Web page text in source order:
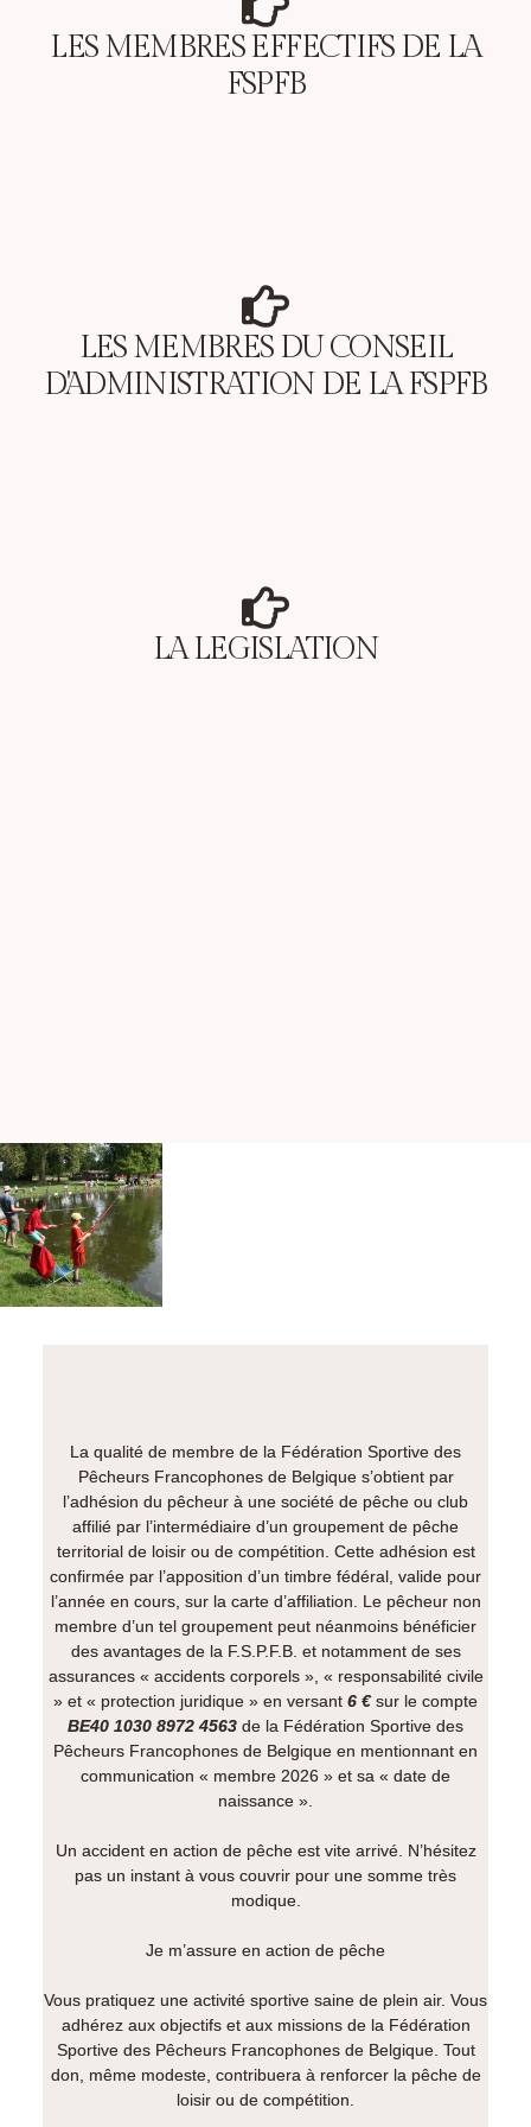
LES MEMBRES EFFECTIFS DE LA
FSPFB
LES MEMBRES DU CONSEIL
D'ADMINISTRATION DE LA FSPFB
LA LEGISLATION
La qualité de membre de la Fédération Sportive des
Pêcheurs Francophones de Belgique s’obtient par
l’adhésion du pêcheur à une société de pêche ou club
affilié par l’intermédiaire d’un groupement de pêche
territorial de loisir ou de compétition. Cette adhésion est
confirmée par l’apposition d’un timbre fédéral, valide pour
l’année en cours, sur la carte d’affiliation. Le pêcheur non
membre d’un tel groupement peut néanmoins bénéficier
des avantages de la F.S.P.F.B. et notamment de ses
assurances « accidents corporels », « responsabilité civile
» et « protection juridique » en versant 6 €sur le compte
BE40 1030 8972 4563 de la Fédération Sportive des
Pêcheurs Francophones de Belgique en mentionnant en
communication « membre 2026 » et sa « date de
naissance ».
Un accident en action de pêche est vite arrivé. N’hésitez
pas un instant à vous couvrir pour une somme très
modique.
Je m’assure en action de pêche
Vous pratiquez une activité sportive saine de plein air. Vous
adhérez aux objectifs et aux missions de la Fédération
Sportive des Pêcheurs Francophones de Belgique. Tout
don, même modeste, contribuera à renforcer la pêche de
loisir ou de compétition.